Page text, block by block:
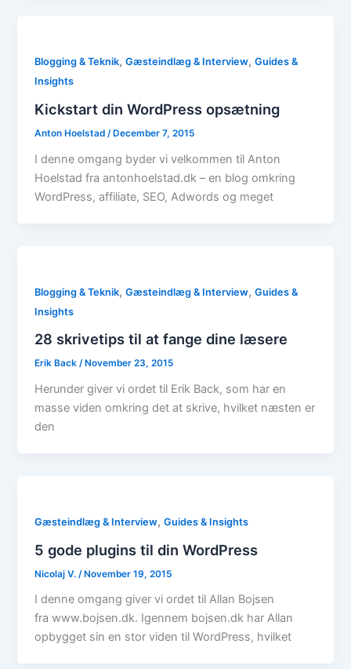
Blogging & Teknik,Gæsteindlæg & Interview,Guides &
Insights
Kickstart din WordPress opsætning
Anton Hoelstad/December 7, 2015
I denne omgang byder vi velkommen til Anton
Hoelstad fra antonhoelstad.dk – en blog omkring
WordPress, affiliate, SEO, Adwords og meget
Blogging & Teknik,Gæsteindlæg & Interview,Guides &
Insights
28 skrivetips til at fange dine læsere
Erik Back/ November 23, 2015
Herunder giver vi ordet til Erik Back, som har en
masse viden omkring det at skrive, hvilket næsten er
den
Gæsteindlæg & Interview,Guides & Insights
5 gode plugins til din WordPress
Nicolaj V. /November 19, 2015
I denne omgang giver vi ordet til Allan Bojsen
fra www.bojsen.dk. Igennem bojsen.dk har Allan
opbygget sin en stor viden til WordPress, hvilket